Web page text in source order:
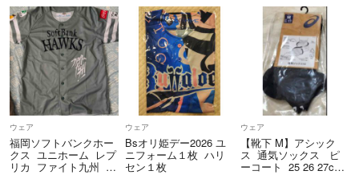
ウェア
福岡ソフトバンクホー
クス ユニホーム レプ
リカ ファイト九州 ホ
ウェア
Bsオリ姫デー2026 ユ
ニフォーム１枚 ハリ
セン１枚
ウェア
【靴下 M】アシック
ス 通気ソックス ピ
ーコート 25 26 27c